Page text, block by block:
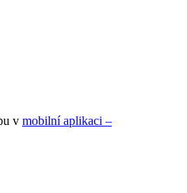
v mobilní aplikaci –